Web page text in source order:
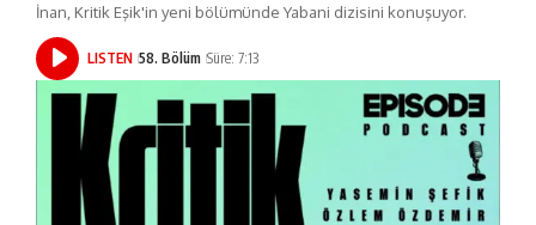
İnan, Kritik Eşik'in yeni bölümünde Yabani dizisini konuşuyor.
LISTEN 58. Bölüm Süre: 7:13